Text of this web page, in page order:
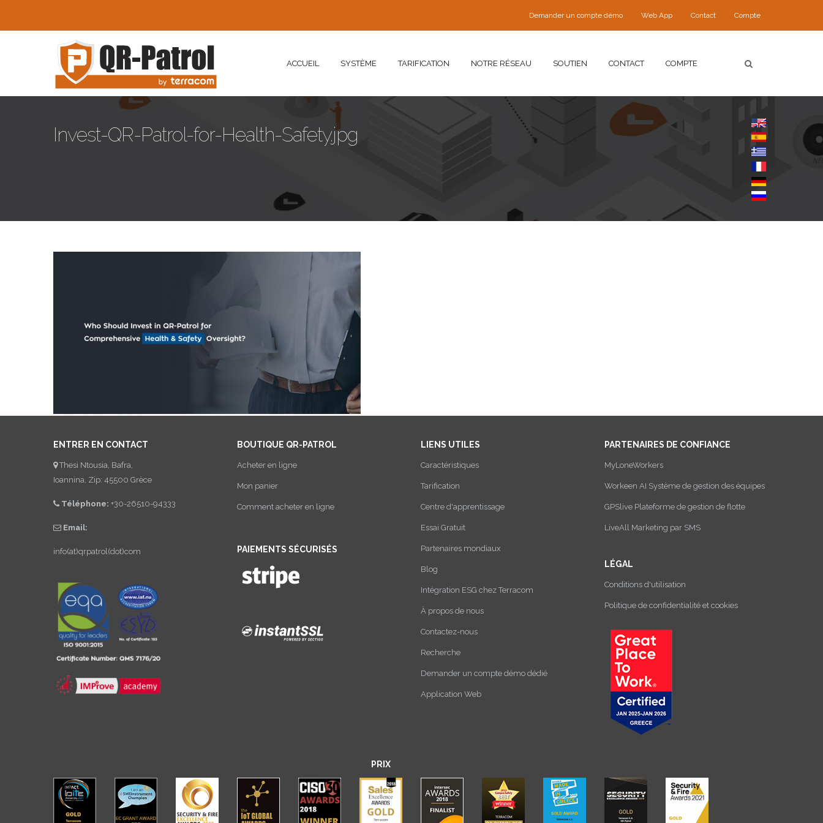
Demander un compte démo Web App Contact Compte
ACCUEIL SYSTÈME TARIFICATION NOTRE RÉSEAU SOUTIEN CONTACT COMPTE
Invest-QR-Patrol-for-Health-Safety.jpg
ENTRER EN CONTACT
Thesi Ntousia, Bafra,
Ioannina, Zip: 45500 Grèce
Téléphone: +30-26510-94333
Email:
info(at)qrpatrol(dot)com
BOUTIQUE QR-PATROL
Acheter en ligne
Mon panier
Comment acheter en ligne
PAIEMENTS SÉCURISÉS
LIENS UTILES
Caractéristiques
Tarification
Centre d'apprentissage
Essai Gratuit
Partenaires mondiaux
Blog
Intégration ESG chez Terracom
À propos de nous
Contactez-nous
Recherche
Demander un compte démo dédié
Application Web
PARTENAIRES DE CONFIANCE
MyLoneWorkers
Workeen AI Système de gestion des équipes
GPSlive Plateforme de gestion de flotte
LiveAll Marketing par SMS
LÉGAL
Conditions d'utilisation
Politique de confidentialité et cookies
PRIX